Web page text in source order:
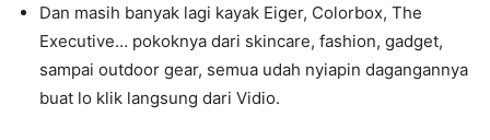
Dan masih banyak lagi kayak Eiger, Colorbox, The
Executive… pokoknya dari skincare, fashion, gadget,
sampai outdoor gear, semua udah nyiapin dagangannya
buat lo klik langsung dari Vidio.